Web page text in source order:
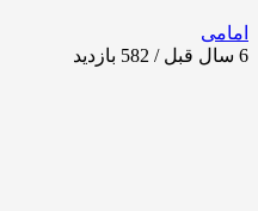
امامی
6 سال قبل / 582
بازدید